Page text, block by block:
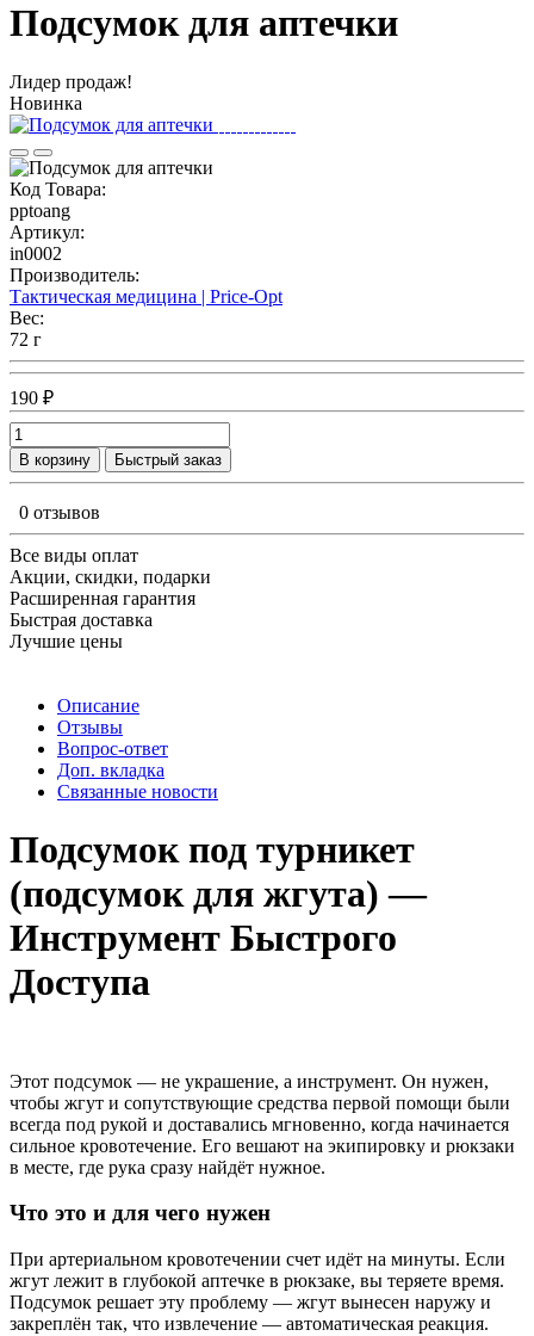
Подсумок для аптечки
Лидер продаж!
Новинка
Код Товара:
pptoang
Артикул:
in0002
Производитель:
Тактическая медицина | Price-Opt
Вес:
72 г
190 ₽
В корзину Быстрый заказ
0 отзывов
Все виды оплат
Акции, скидки, подарки
Расширенная гарантия
Быстрая доставка
Лучшие цены
Описание
Отзывы
Вопрос-ответ
Доп. вкладка
Связанные новости
Подсумок под турникет
(подсумок для жгута) —
Инструмент Быстрого
Доступа
Этот подсумок — не украшение, а инструмент. Он нужен,
чтобы жгут и сопутствующие средства первой помощи были
всегда под рукой и доставались мгновенно, когда начинается
сильное кровотечение. Его вешают на экипировку и рюкзаки
в месте, где рука сразу найдёт нужное.
Что это и для чего нужен
При артериальном кровотечении счет идёт на минуты. Если
жгут лежит в глубокой аптечке в рюкзаке, вы теряете время.
Подсумок решает эту проблему — жгут вынесен наружу и
закреплён так, что извлечение — автоматическая реакция.